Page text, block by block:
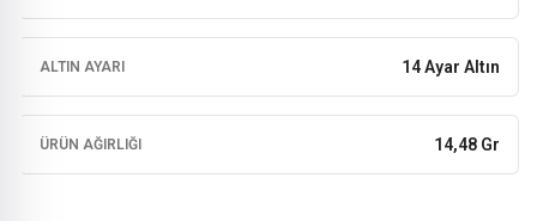
ALTIN AYARI 14 Ayar Altın
ÜRÜN AĞIRLIĞI 14,48 Gr